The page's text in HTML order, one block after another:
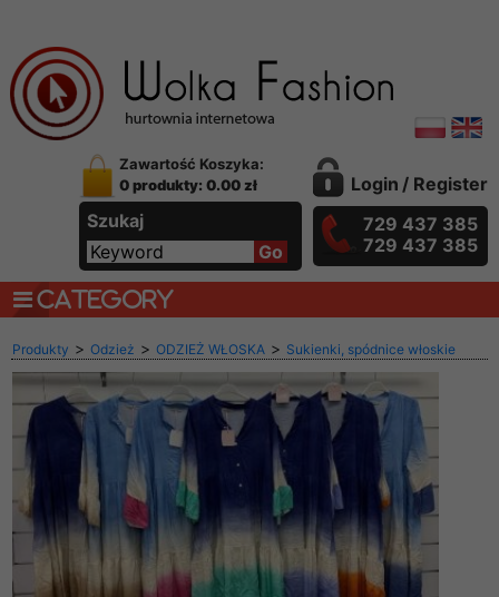
Zawartość Koszyka:
0 produkty: 0.00 zł
Szukaj
Login / Register
729 437 385
729 437 385
CATEGORY
Produkty > Odzież > ODZIEŻ WŁOSKA > Sukienki, spódnice włoskie